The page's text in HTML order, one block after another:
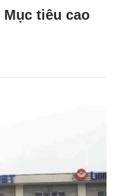
tiêu cao